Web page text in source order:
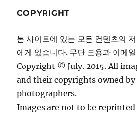
COPYRIGHT
본 사이트에 있는 모든 컨텐츠의
에게 있습니다. 무단 도용과 이메
Copyright © July. 2015. All
and their copyrights owned by
photographers.
Images are not to be reprinted